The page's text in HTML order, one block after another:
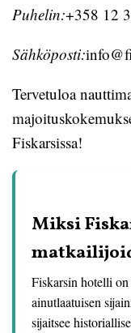
Puhelin:+358 12
Sähköposti:
Tervetuloa
Fiskarsissa!
Miksi
Fiskarsin hotelli on
ainutlaatuisen
sijaitsee